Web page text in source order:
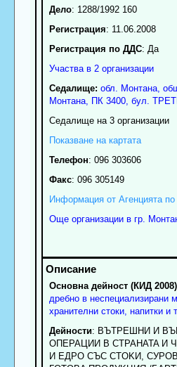
Дело: 1288/1992 160
Регистрация: 11.06.2008
Регистрация по ДДС: Да
Участва в 2 организации
Седалище: обл. Монтана,
Монтана, ПК 3400, бул.
Седалище на 3 организации
Показване на картата
Телефон: 096 303606
Факс: 096 305149
Информация от Агенцията по
Още организации в гр.
Основна дейност (КИД 2008)
дребно в неспециализирани
хранителни стоки, напитки
Дейности: BЪTPEШHИ И
OПEPAЦИИ B CTPAHATA И
И EДPO CЪC CTOKИ,